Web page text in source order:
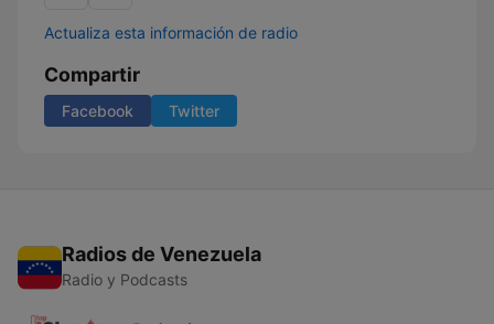
Actualiza esta información de radio
Compartir
Facebook Twitter
Radios de Venezuela
Radio y Podcasts